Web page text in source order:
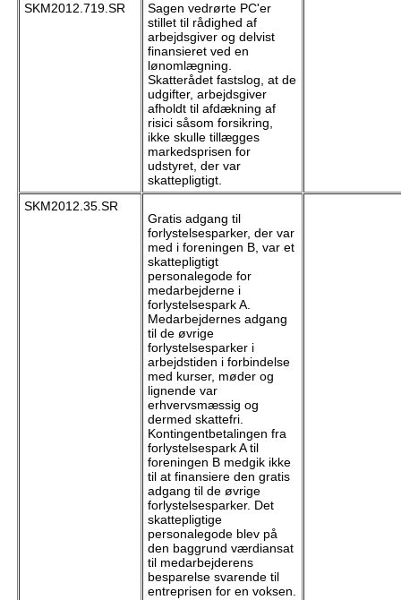
SKM2012.719.SR
Sagen vedrørte PC'er
stillet til rådighed af
arbejdsgiver og delvist
finansieret ved en
lønomlægning.
Skatterådet fastslog, at de
udgifter, arbejdsgiver
afholdt til afdækning af
risici såsom forsikring,
ikke skulle tillægges
markedsprisen for
udstyret, der var
skattepligtigt.
SKM2012.35.SR
Gratis adgang til
forlystelsesparker, der var
med i foreningen B, var et
skattepligtigt
personalegode for
medarbejderne i
forlystelsespark A.
Medarbejdernes adgang
til de øvrige
forlystelsesparker i
arbejdstiden i forbindelse
med kurser, møder og
lignende var
erhvervsmæssig og
dermed skattefri.
Kontingentbetalingen fra
forlystelsespark A til
foreningen B medgik ikke
til at finansiere den gratis
adgang til de øvrige
forlystelsesparker. Det
skattepligtige
personalegode blev på
den baggrund værdiansat
til medarbejderens
besparelse svarende til
entreprisen for en voksen.